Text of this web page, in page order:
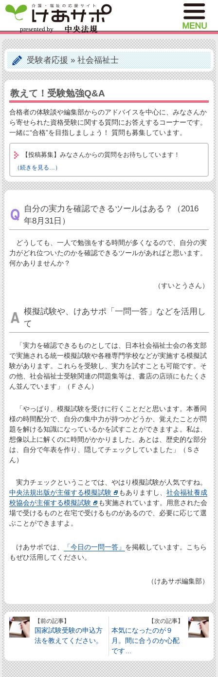
受験者応援»社会福祉士
教えて！受験勉強Q&A
合格者の体験談や編集部からのアドバイスを中心に、みなさんか
ら寄せられた資格受験に関する質問にお答えするコーナーです。
一緒に“合格”を目指しましょう！ 質問も募集しています。
【投稿募集】みなさんからの質問をお待ちしています！
（続きを見る…）
自分の実力を確認できるツールはある？（2016
年8月31日）
どうしても、一人で勉強をする時間が多くなるので、自分の実
力がどれ位ついたのかを確認できるツールがあればと思います。
何かありませんか？
（すいとうさん）
模擬試験や、けあサポ「一問一答」などを活用し
て
「実力を確認できるものとしては、日本社会福祉士会の各支部
で実施される統一模擬試験や各種専門学校などが実施する模擬試
験があります。これらを受験し、実力を試すことも可能です。そ
の他、社会福祉士受験関連の問題集等は、書店の店頭にもたくさ
ん並んでいます」（Ｆさん）
「やっぱり、模擬試験を受けに行くことだと思います。本番同
様の時間配分で、自分の集中力が持つかどうか、覚えたことが問
題を解ける知識になっているかを試すことができますよ。私は、
想像以上に解くのに時間がかかりました。あとは、歴史的な部分
は、自分で年表を作り、隠してチェックしていました」（Ｓさ
ん）
実力チェックということでは、やはり模擬試験が人気ですね。
中央法規出版が主催する模擬試験
もありますし、 社会福祉養成
校協会が主催する模擬試験
も実施されています。用意された会
場で受けるものと在宅で受けるものがあるので、必要に応じて選
ぶことができますよ。
けあサポでは、 「今日の一問一答」 を掲載しています。こちら
もぜひ活用してください。
（けあサポ編集部）
【前の記事】
国家試験受験の申込方
法を教えてください。
【次の記事】
本気になったのが９
月。間に合うのか心配
です…